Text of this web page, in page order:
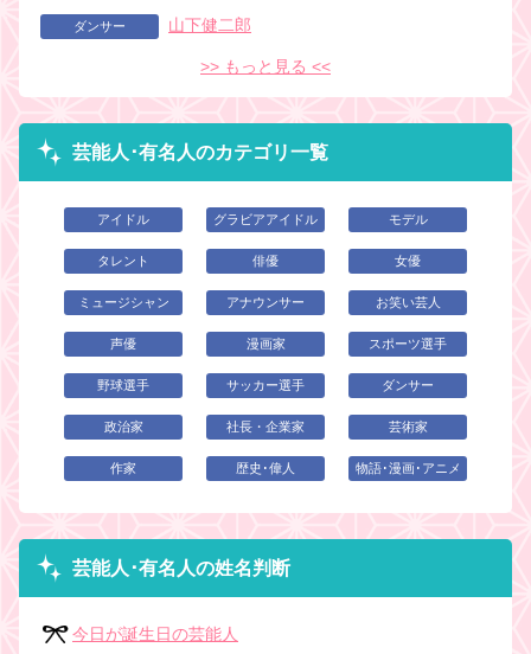
ダンサー 山下健二郎
>> もっと見る <<
芸能人･有名人のカテゴリ一覧
アイドル グラビアアイドル モデル
タレント 俳優 女優
ミュージシャン アナウンサー お笑い芸人
声優 漫画家 スポーツ選手
野球選手 サッカー選手 ダンサー
政治家 社長・企業家 芸術家
作家 歴史･偉人 物語･漫画･アニメ
芸能人･有名人の姓名判断
今日が誕生日の芸能人